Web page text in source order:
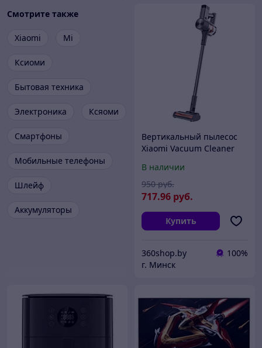
Смотрите также
Xiaomi Mi
Ксиоми
Бытовая техника
Электроника Ксяоми
Смартфоны
Мобильные телефоны
Шлейф
Аккумуляторы
Вертикальный пылесос
Xiaomi Vacuum Cleaner
(BHR8828EU,
международная версия)
В наличии
717.96 руб.
950 руб.
Купить
360shop.by
100%
г. Минск